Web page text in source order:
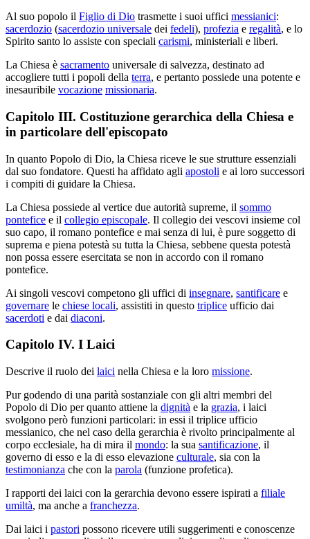
Al suo popolo il Figlio di Dio trasmette i suoi uffici messianici:
sacerdozio (sacerdozio universale dei fedeli), profezia e regalità, e lo
Spirito santo lo assiste con speciali carismi, ministeriali e liberi.
La Chiesa è sacramento universale di salvezza, destinato ad
accogliere tutti i popoli della terra, e pertanto possiede una potente e
inesauribile vocazione missionaria.
Capitolo III. Costituzione gerarchica della Chiesa e
in particolare dell'episcopato
In quanto Popolo di Dio, la Chiesa riceve le sue strutture essenziali
dal suo fondatore. Questi ha affidato agli apostoli e ai loro successori
i compiti di guidare la Chiesa.
La Chiesa possiede al vertice due autorità supreme, il sommo
pontefice e il collegio episcopale. Il collegio dei vescovi insieme col
suo capo, il romano pontefice e mai senza di lui, è pure soggetto di
suprema e piena potestà su tutta la Chiesa, sebbene questa potestà
non possa essere esercitata se non in accordo con il romano
pontefice.
Ai singoli vescovi competono gli uffici di insegnare, santificare e
governare le chiese locali, assistiti in questo triplice ufficio dai
sacerdoti e dai diaconi.
Capitolo IV. I Laici
Descrive il ruolo dei laici nella Chiesa e la loro missione.
Pur godendo di una parità sostanziale con gli altri membri del
Popolo di Dio per quanto attiene la dignità e la grazia, i laici
svolgono però funzioni particolari: in essi il triplice ufficio
messianico, che nel caso della gerarchia è rivolto principalmente al
corpo ecclesiale, ha di mira il mondo: la sua santificazione, il
governo di esso e la di esso elevazione culturale, sia con la
testimonianza che con la parola (funzione profetica).
I rapporti dei laici con la gerarchia devono essere ispirati a filiale
umiltà, ma anche a franchezza.
Dai laici i pastori possono ricevere utili suggerimenti e conoscenze